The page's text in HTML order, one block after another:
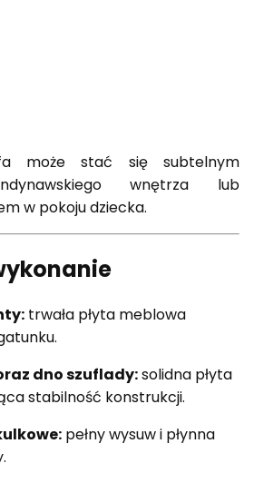
może stać się subtelnym
wnętrza lub
w pokoju dziecka.
trwała płyta meblowa
dno szuflady:solidna płyta
stabilność konstrukcji.
pełny wysuw i płynna